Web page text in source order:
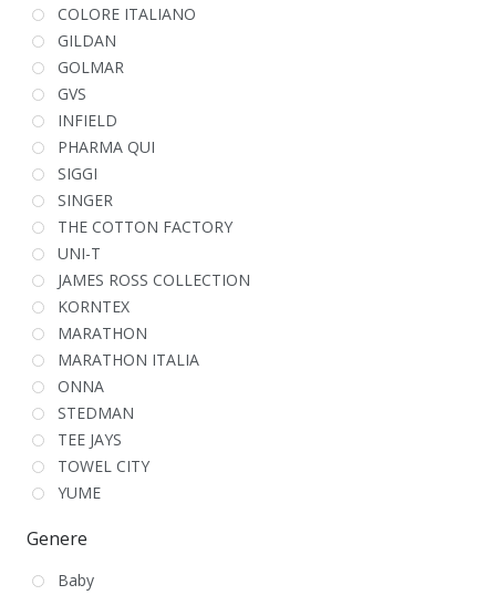
COLORE ITALIANO
GILDAN
GOLMAR
GVS
INFIELD
PHARMA QUI
SIGGI
SINGER
THE COTTON FACTORY
UNI-T
JAMES ROSS COLLECTION
KORNTEX
MARATHON
MARATHON ITALIA
ONNA
STEDMAN
TEE JAYS
TOWEL CITY
YUME
Genere
Baby